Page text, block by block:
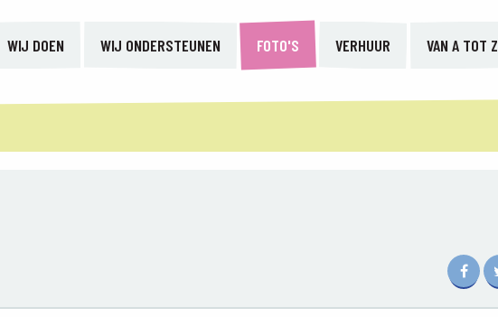
WIJ DOEN WIJ ONDERSTEUNEN FOTO'S VERHUUR VAN A TOT Z